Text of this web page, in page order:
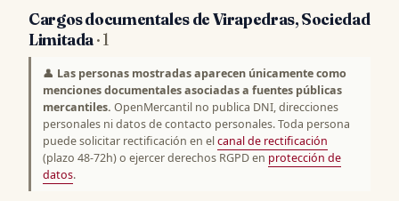
Cargos documentales de Virapedras, Sociedad
Limitada· 1
👤 Las personas mostradas aparecen únicamente como
menciones documentales asociadas a fuentes públicas
mercantiles. OpenMercantil no publica DNI, direcciones
personales ni datos de contacto personales. Toda persona
puede solicitar rectificación en elcanal de rectificación
(plazo 48-72h) o ejercer derechos RGPD en protección de
datos.